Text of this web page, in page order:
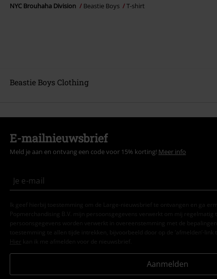
NYC Brouhaha Division Beastie Boys T-shirt
Beastie Boys Clothing
E-mailnieuwsbrief
Meld je aan en ontvang een code voor 15% korting! Meer info
Ik geef hierbij toestemming om de Large-nieuwsbrief te ontvangen en ga
Popmerchandising B.V. mijn persoonsgegevens verwerkt om mij
persoonsgegevens worden verwerkt in overeenstemming met de
toestemming te allen tijde intrekken, bijvoorbeeld door op de ‘afmelden’-link
Hier kan ik me afmelden voor de nieuwsbrief.
Aanmelden